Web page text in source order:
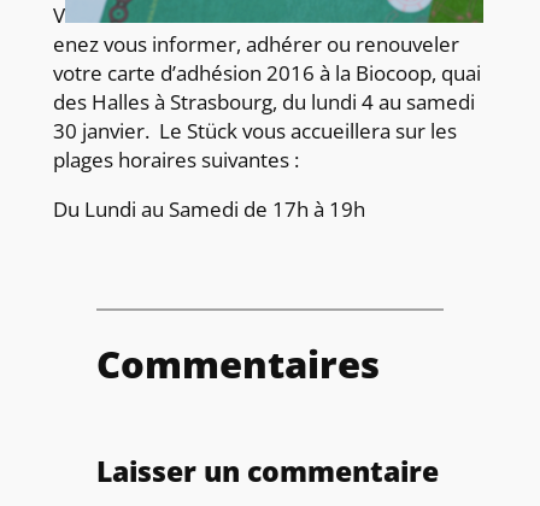
V
enez vous informer, adhérer ou renouveler
votre carte d’adhésion 2016 à la Biocoop, quai
des Halles à Strasbourg, du lundi 4 au samedi
30 janvier. Le Stück vous accueillera sur les
plages horaires suivantes :
Du Lundi au Samedi de 17h à 19h
Commentaires
Laisser un commentaire